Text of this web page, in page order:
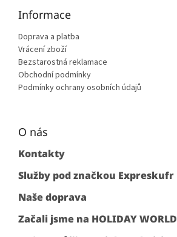
Informace
Doprava a platba
Vrácení zboží
Bezstarostná reklamace
Obchodní podmínky
Podmínky ochrany osobních údajů
O nás
Kontakty
Služby pod značkou Expreskufr
Naše doprava
Začali jsme na HOLIDAY WORLD